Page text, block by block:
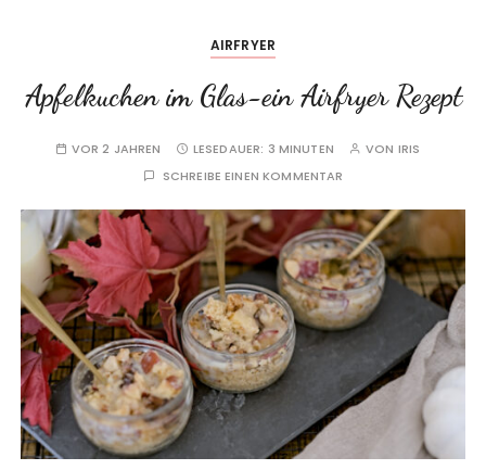
AIRFRYER
Apfelkuchen im Glas-ein Airfryer Rezept
VOR 2 JAHREN LESEDAUER: 3 MINUTEN VON IRIS
SCHREIBE EINEN KOMMENTAR